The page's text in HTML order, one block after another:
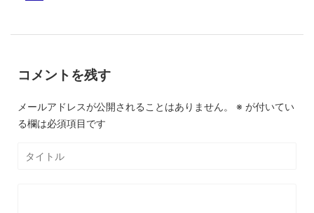
コメントを残す
メールアドレスが公開されることはありません。 ※ が付いてい
る欄は必須項目です